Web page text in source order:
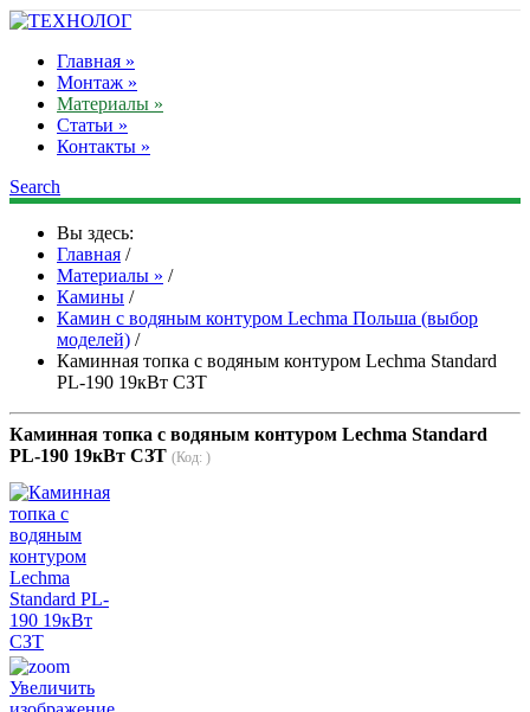
Главная »
Монтаж »
Материалы »
Статьи »
Контакты »
Search
Вы здесь:
Главная /
Материалы » /
Камины /
Камин с водяным контуром Lechma Польша (выбор
моделей) /
Каминная топка с водяным контуром Lechma Standard
PL-190 19кВт СЗТ
Каминная топка с водяным контуром Lechma Standard
PL-190 19кВт СЗТ (Код: )
Увеличить